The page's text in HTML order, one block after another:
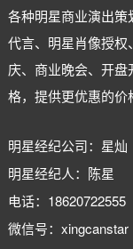
各种明星商业演出策
代言、明星肖像授
庆、商业晚会、开
格，提供更优惠的价
明星经纪公司：星
明星经纪人：陈星
电话：18620722555
微信号：xingcanstar